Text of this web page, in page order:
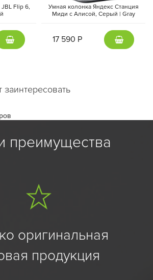
Flip 6,
Умная колонка Яндекс Станция
Миди с Алисой, Cерый | Gray
17 590 Р
преимущества
оригинальная
продукция